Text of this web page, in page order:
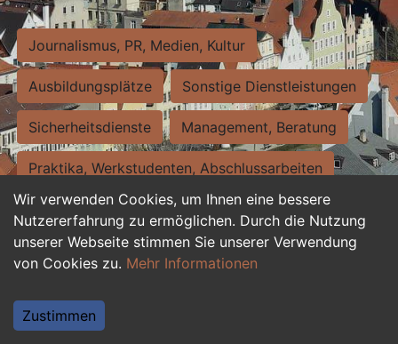
Wir verwenden Cookies, um Ihnen eine bessere
Nutzererfahrung zu ermöglichen. Durch die Nutzung
unserer Webseite stimmen Sie unserer Verwendung
von Cookies zu. Mehr Informationen
Zustimmen
Journalismus, PR, Medien, Kultur
Ausbildungsplätze Sonstige Dienstleistungen
Sicherheitsdienste Management, Beratung
Praktika, Werkstudenten, Abschlussarbeiten
Personalwesen Assistenz, Sekretariat
Hilfskräfte, Aushilfs- und Nebenjobs
Weiterbildung, Studium, duale Ausbildung